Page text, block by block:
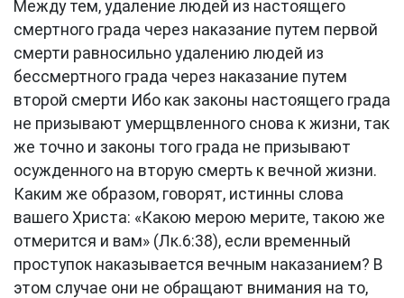
Между тем, удаление людей из настоящего
смертного града через наказание путем первой
смерти равносильно удалению людей из
бессмертного града через наказание путем
второй смерти Ибо как законы настоящего града
не призывают умерщвленного снова к жизни, так
же точно и законы того града не призывают
осужденного на вторую смерть к вечной жизни.
Каким же образом, говорят, истинны слова
вашего Христа: «Какою мерою мерите, такою же
отмерится и вам» (Лк.6:38), если временный
проступок наказывается вечным наказанием? В
этом случае они не обращают внимания на то,